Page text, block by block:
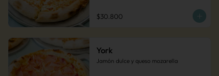
$30.800
York
Jamón dulce y queso mozarella